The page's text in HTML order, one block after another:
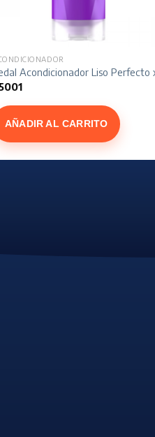
ml
Acondicionador Liso Perfecto
AÑADIR AL CARRITO